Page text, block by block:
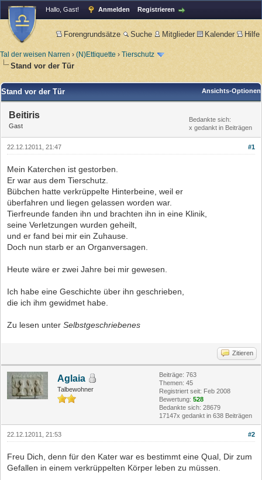
Hallo, Gast! Anmelden Registrieren
Forengrundsätze Suche Mitglieder Kalender Hilfe
Tal der weisen Narren › (N)Ettiquette› Tierschutz
Stand vor der Tür
Ansichts-Optionen
Stand vor der Tür
Beitiris
Gast
Bedankte sich:
x gedankt in Beiträgen
#1
22.12.12011, 21:47
Mein Katerchen ist gestorben.
Er war aus dem Tierschutz.
Bübchen hatte verkrüppelte Hinterbeine, weil er
überfahren und liegen gelassen worden war.
Tierfreunde fanden ihn und brachten ihn in eine Klinik,
seine Verletzungen wurden geheilt,
und er fand bei mir ein Zuhause.
Doch nun starb er an Organversagen.
Heute wäre er zwei Jahre bei mir gewesen.
Ich habe eine Geschichte über ihn geschrieben,
die ich ihm gewidmet habe.
Zu lesen unter Selbstgeschriebenes
Zitieren
Aglaia
Talbewohner
Beiträge: 763
Themen: 45
Registriert seit: Feb 2008
Bewertung: 528
Bedankte sich: 28679
17147x gedankt in 638 Beiträgen
#2
22.12.12011, 21:53
Freu Dich, denn für den Kater war es bestimmt eine Qual, Dir zum
Gefallen in einem verkrüppelten Körper leben zu müssen.